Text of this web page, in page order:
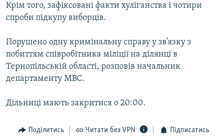
Крiм того, зафiксовані факти хулiганства i чотири
спроби пiдкупу виборцiв.
Порушено одну кримiнальну справу у зв’язку з
побиттям спiвробiтника мiлiцiї на дiлянцi в
Тернопiльськiй областi, розповiв начальник
департаменту МВС.
Дільниці мають закритися о 20:00.
Поділитись Читати без VPN Підписатись